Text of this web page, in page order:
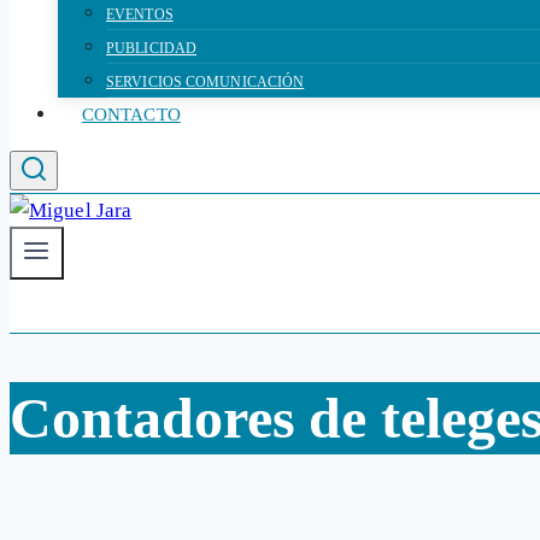
EVENTOS
PUBLICIDAD
SERVICIOS COMUNICACIÓN
CONTACTO
Contadores de